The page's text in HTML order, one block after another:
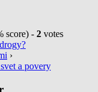
score) - 2 votes
›
a povery